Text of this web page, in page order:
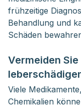
frühzeitige
Behandlung und
Schäden
Vermeiden
Viele
Chemikalien